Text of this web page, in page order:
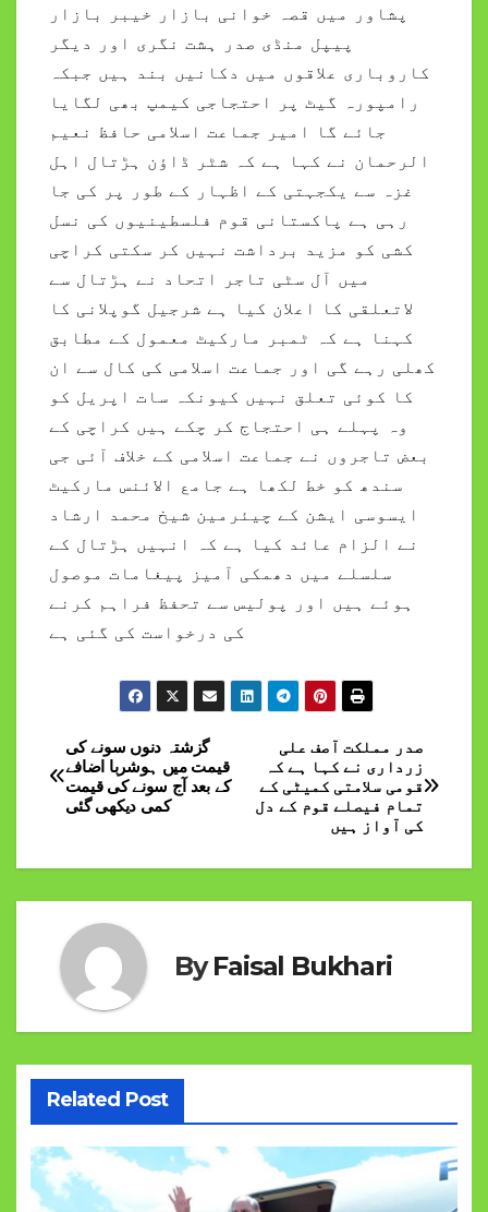
پشاور میں قصہ خوانی بازار خیبر بازار
پیپل منڈی صدر ہشت نگری اور دیگر
کاروباری علاقوں میں دکانیں بند ہیں جبکہ
رامپورہ گیٹ پر احتجاجی کیمپ بھی لگایا
جائے گا امیر جماعت اسلامی حافظ نعیم
الرحمان نے کہا ہے کہ شٹر ڈاؤن ہڑتال اہل
غزہ سے یکجہتی کے اظہار کے طور پر کی جا
رہی ہے پاکستانی قوم فلسطینیوں کی نسل
کشی کو مزید برداشت نہیں کر سکتی کراچی
میں آل سٹی تاجر اتحاد نے ہڑتال سے
لاتعلقی کا اعلان کیا ہے شرجیل گوپلانی کا
کہنا ہے کہ ٹمبر مارکیٹ معمول کے مطابق
کھلی رہے گی اور جماعت اسلامی کی کال سے ان
کا کوئی تعلق نہیں کیونکہ سات اپریل کو
وہ پہلے ہی احتجاج کر چکے ہیں کراچی کے
بعض تاجروں نے جماعت اسلامی کے خلاف آئی جی
سندھ کو خط لکھا ہے جامع الائنس مارکیٹ
ایسوسی ایشن کے چیئرمین شیخ محمد ارشاد
نے الزام عائد کیا ہے کہ انہیں ہڑتال کے
سلسلے میں دھمکی آمیز پیغامات موصول
ہوئے ہیں اور پولیس سے تحفظ فراہم کرنے
کی درخواست کی گئی ہے
Post
navigation
صدر مملکت آصف علی
زرداری نے کہا ہے کہ
قومی سلامتی کمیٹی کے
تمام فیصلے قوم کے دل
کی آواز ہیں
گزشتہ دنوں سونے کی
قیمت میں ہوشربا اضافے
کے بعد آج سونے کی قیمت
کمی دیکھی گئی
ByFaisal Bukhari
Related Post